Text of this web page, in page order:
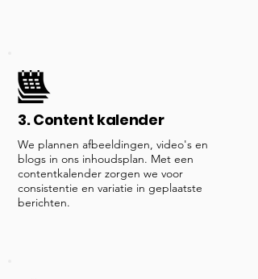
3. Content kalender
We plannen afbeeldingen, video's en
blogs in ons inhoudsplan. Met een
contentkalender zorgen we voor
consistentie en variatie in geplaatste
berichten.